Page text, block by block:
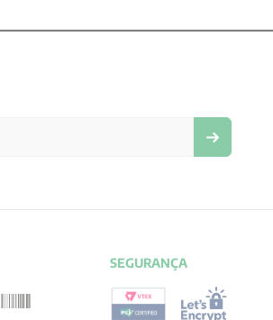
SEGURANÇA